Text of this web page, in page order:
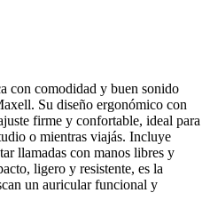
con comodidad y buen sonido
Su diseño ergonómico con
firme y confortable, ideal para
o mientras viajás. Incluye
llamadas con manos libres y
ligero y resistente, es la
un auricular funcional y